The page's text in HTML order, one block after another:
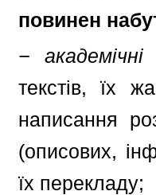
повинен
− академічні
текстів, їх
написання
(описових,
їх перекладу;